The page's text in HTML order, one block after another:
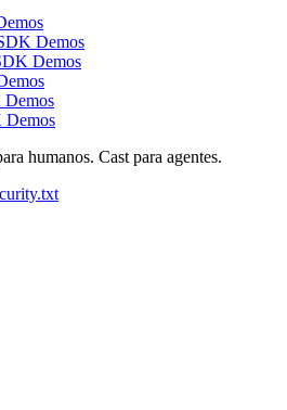
Demos
Demos
humanos. Cast para agentes.